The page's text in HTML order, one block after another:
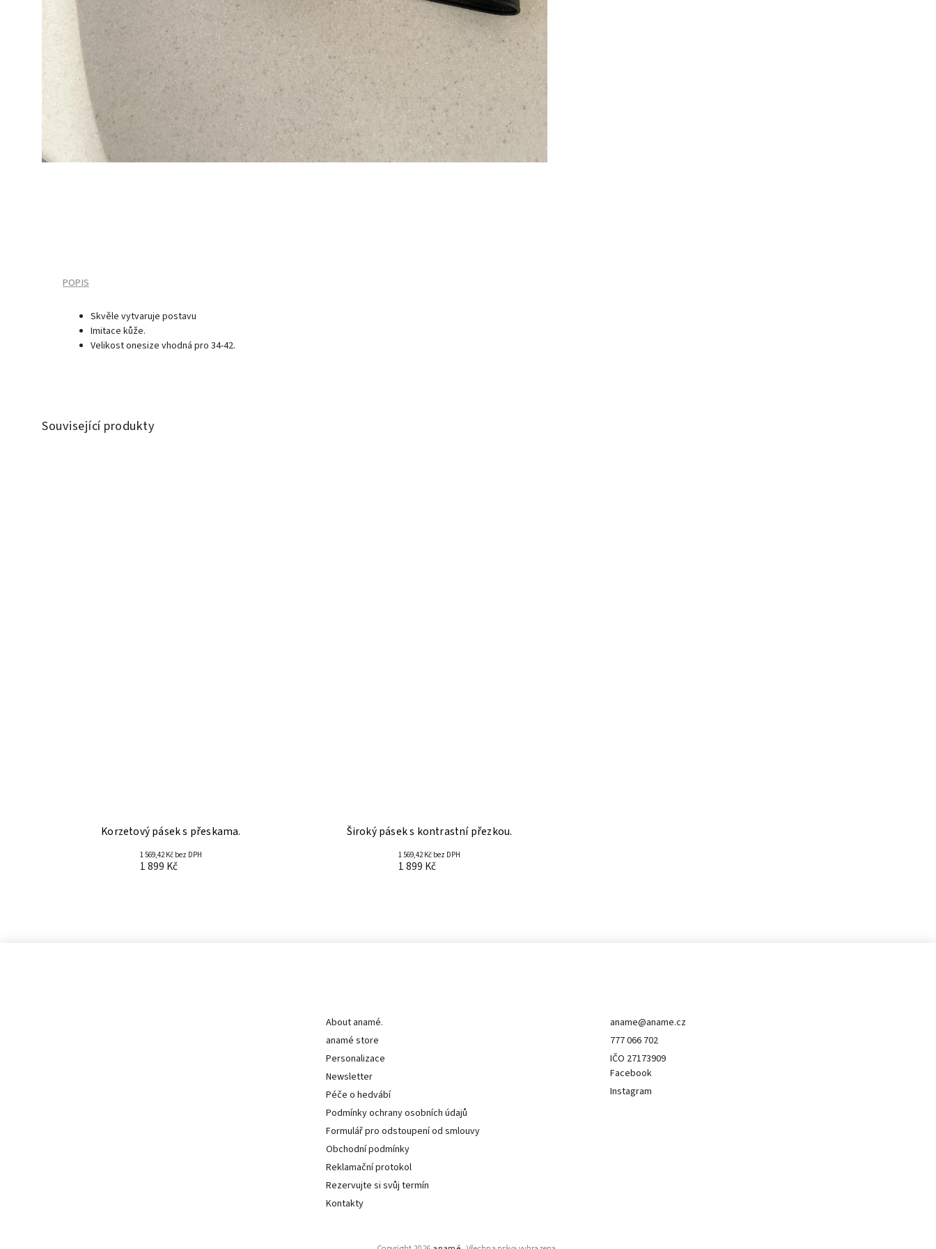
POPIS
Skvěle vytvaruje postavu
Imitace kůže.
Velikost onesize vhodná pro 34-42.
Související produkty
Korzetový pásek s přeskama.
1 569,42 Kč bez DPH
1 899 Kč
Široký pásek s kontrastní přezkou.
1 569,42 Kč bez DPH
1 899 Kč
About anamé.
anamé store
Personalizace
Newsletter
Péče o hedvábí
Podmínky ochrany osobních údajů
Formulář pro odstoupení od smlouvy
Obchodní podmínky
Reklamační protokol
Rezervujte si svůj termín
Kontakty
aname@aname.cz
777 066 702
IČO 27173909
Facebook
Instagram